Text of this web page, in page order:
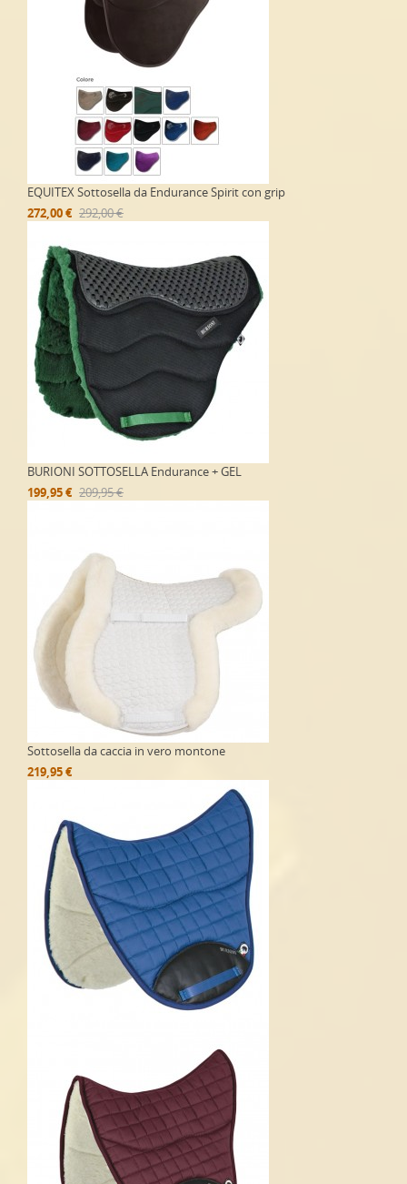
EQUITEX Sottosella da Endurance Spirit con grip
272,00 € 292,00 €
BURIONI SOTTOSELLA Endurance + GEL
199,95 € 209,95 €
Sottosella da caccia in vero montone
219,95 €